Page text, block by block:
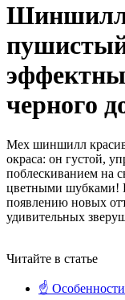
черного
Мех шиншилл красив
окраса: он густой,
поблескиванием на
цветными шубками!
появлению новых
удивительных
Читайте в статье
☝️